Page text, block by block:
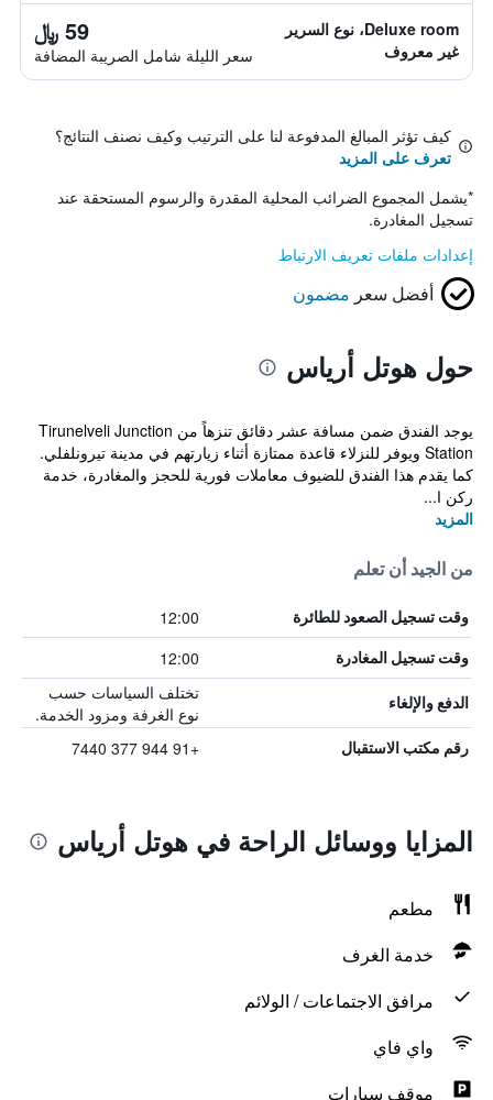
Deluxe room، نوع السرير
غير معروف
59 ﷼
سعر الليلة شامل الصريبة المضافة
كيف تؤثر المبالغ المدفوعة لنا على الترتيب وكيف نصنف النتائج؟
تعرف على المزيد
*يشمل المجموع الضرائب المحلية المقدرة والرسوم المستحقة عند
تسجيل المغادرة.
إعدادات ملفات تعريف الارتباط
أفضل سعر مضمون
حول هوتل أرياس
يوجد الفندق ضمن مسافة عشر دقائق تنزهاً من Tirunelveli Junction
Station ويوفر للنزلاء قاعدة ممتازة أثناء زيارتهم في مدينة تيرونلفلي.
كما يقدم هذا الفندق للضيوف معاملات فورية للحجز والمغادرة، خدمة
ركن ا...
المزيد
من الجيد أن تعلم
وقت تسجيل الصعود للطائرة 12:00
وقت تسجيل المغادرة 12:00
الدفع والإلغاء
تختلف السياسات حسب
نوع الغرفة ومزود الخدمة.
رقم مكتب الاستقبال +91 944 377 7440
المزايا ووسائل الراحة في هوتل أرياس
مطعم
خدمة الغرف
مرافق الاجتماعات / الولائم
واي فاي
موقف سيارات